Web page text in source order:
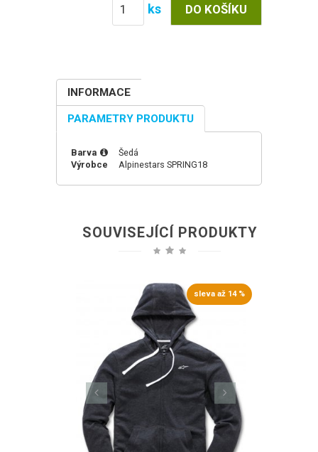
ks
INFORMACE
PARAMETRY PRODUKTU
Barva
Šedá
Výrobce
Alpinestars SPRING18
SOUVISEJÍCÍ PRODUKTY
sleva až 14 %